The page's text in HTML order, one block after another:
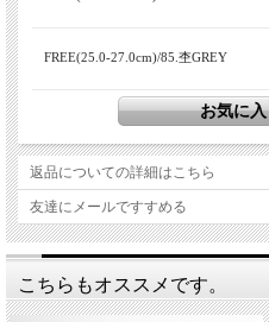
FREE(25.0-27.0cm)/85.杢GREY
返品についての詳細はこちら
友達にメールですすめる
こちらもオススメです。